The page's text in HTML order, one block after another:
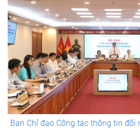
Ban Chỉ đạo Công tác thông tin đối